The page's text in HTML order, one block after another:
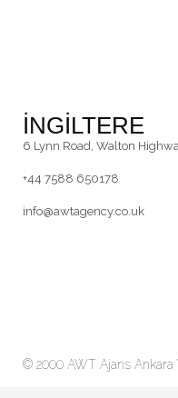
İNGİLTERE
6 Lynn Road, Walton
+44 7588 650178
info@awtagency.co.uk
© 2000 AWT Ajans Ankara